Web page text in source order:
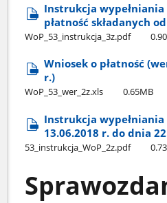
Instrukcja wypełniania
płatność składanych
WoP​_53​_instrukcja​_3z.pdf
Wniosek o płatność
r.)
WoP​_53​_wer​_2z.xls 0.65MB
Instrukcja wypełniania
13.06.2018 r. do dnia
53​_instrukcja​_WoP​_2z.pdf